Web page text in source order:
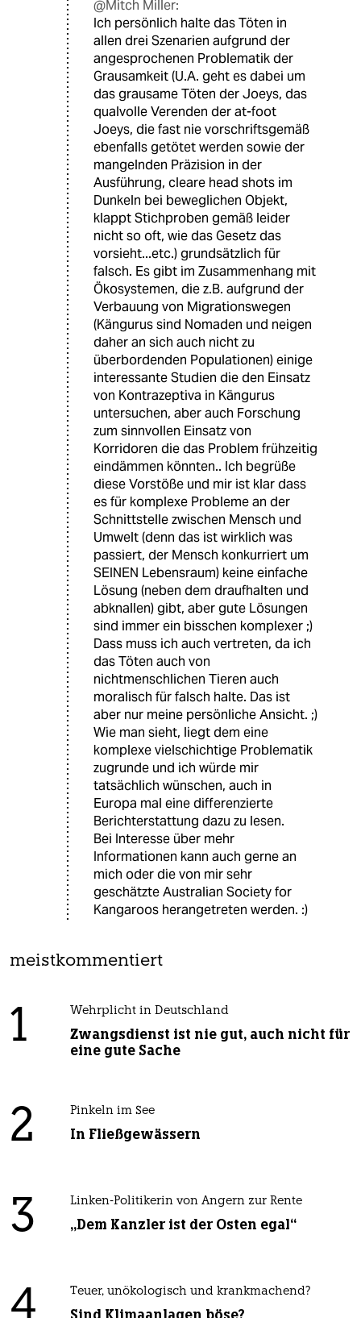
@Mitch Miller:
Ich persönlich halte das Töten in
allen drei Szenarien aufgrund der
angesprochenen Problematik der
Grausamkeit (U.A. geht es dabei um
das grausame Töten der Joeys, das
qualvolle Verenden der at-foot
Joeys, die fast nie vorschriftsgemäß
ebenfalls getötet werden sowie der
mangelnden Präzision in der
Ausführung, cleare head shots im
Dunkeln bei beweglichen Objekt,
klappt Stichproben gemäß leider
nicht so oft, wie das Gesetz das
vorsieht...etc.) grundsätzlich für
falsch. Es gibt im Zusammenhang mit
Ökosystemen, die z.B. aufgrund der
Verbauung von Migrationswegen
(Kängurus sind Nomaden und neigen
daher an sich auch nicht zu
überbordenden Populationen) einige
interessante Studien die den Einsatz
von Kontrazeptiva in Kängurus
untersuchen, aber auch Forschung
zum sinnvollen Einsatz von
Korridoren die das Problem frühzeitig
eindämmen könnten.. Ich begrüße
diese Vorstöße und mir ist klar dass
es für komplexe Probleme an der
Schnittstelle zwischen Mensch und
Umwelt (denn das ist wirklich was
passiert, der Mensch konkurriert um
SEINEN Lebensraum) keine einfache
Lösung (neben dem draufhalten und
abknallen) gibt, aber gute Lösungen
sind immer ein bisschen komplexer ;)
Dass muss ich auch vertreten, da ich
das Töten auch von
nichtmenschlichen Tieren auch
moralisch für falsch halte. Das ist
aber nur meine persönliche Ansicht. ;)
Wie man sieht, liegt dem eine
komplexe vielschichtige Problematik
zugrunde und ich würde mir
tatsächlich wünschen, auch in
Europa mal eine differenzierte
Berichterstattung dazu zu lesen.
Bei Interesse über mehr
Informationen kann auch gerne an
mich oder die von mir sehr
geschätzte Australian Society for
Kangaroos herangetreten werden. :)
meistkommentiert
1 Wehrplicht in Deutschland
Zwangsdienst ist nie gut, auch nicht für
eine gute Sache
2 Pinkeln im See
In Fließgewässern
3 Linken-Politikerin von Angern zur Rente
„Dem Kanzler ist der Osten egal“
Teuer, unökologisch und krankmachend?